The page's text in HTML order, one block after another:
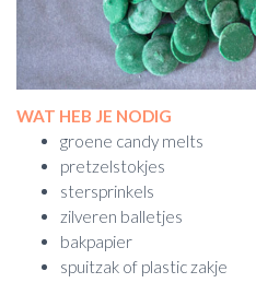
WAT HEB JE NODIG
groene candy melts
pretzelstokjes
stersprinkels
zilveren balletjes
bakpapier
spuitzak of plastic zakje